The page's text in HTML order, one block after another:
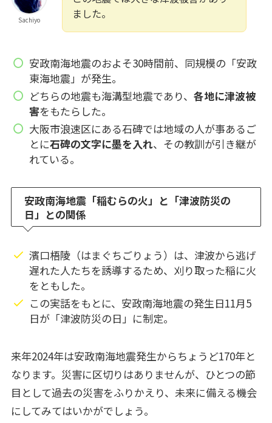
Sachiyo
ました。
安政南海地震のおよそ30時間前、同規模の「安政
東海地震」が発生。
どちらの地震も海溝型地震であり、 各地に津波被
害をもたらした。
大阪市浪速区にある石碑では地域の人が事あるご
とに石碑の文字に墨を入れ、その教訓が引き継が
れている。
安政南海地震「稲むらの火」と「津波防災の
日」との関係
濱口梧陵（はまぐちごりょう）は、津波から逃げ
遅れた人たちを誘導するため、刈り取った稲に火
をともした。
この実話をもとに、安政南海地震の発生日11月5
日が「津波防災の日」に制定。
来年2024年は安政南海地震発生からちょうど170年と
なります。災害に区切りはありませんが、ひとつの節
目として過去の災害をふりかえり、未来に備える機会
にしてみてはいかがでしょう。